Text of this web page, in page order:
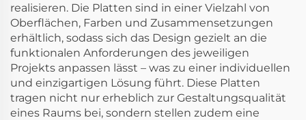
realisieren. Die Platten sind in einer Vielzahl von
Oberflächen, Farben und Zusammensetzungen
erhältlich, sodass sich das Design gezielt an die
funktionalen Anforderungen des jeweiligen
Projekts anpassen lässt – was zu einer individuellen
und einzigartigen Lösung führt. Diese Platten
tragen nicht nur erheblich zur Gestaltungsqualität
eines Raums bei, sondern stellen zudem eine